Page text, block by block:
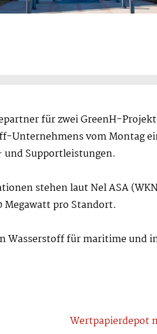
für zwei GreenH-
Unternehmens vom Montag
Supportleistungen.
stehen laut Nel ASA
Megawatt pro Standort.
Wasserstoff für maritime und
Wertpapierdepot